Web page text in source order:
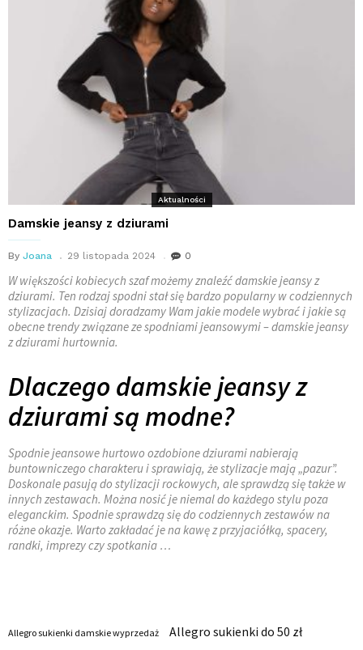
Aktualności
Damskie jeansy z dziurami
By Joana 29 listopada 2024 0
W większości kobiecych szaf możemy znaleźć damskie jeansy z
dziurami. Ten rodzaj spodni stał się bardzo popularny w codziennych
stylizacjach. Dzisiaj doradzamy Wam jakie modele wybrać i jakie są
obecne trendy związane ze spodniami jeansowymi – damskie jeansy
z dziurami hurtownia.
Dlaczego damskie jeansy z
dziurami są modne?
Spodnie jeansowe hurtowo ozdobione dziurami nabierają
buntowniczego charakteru i sprawiają, że stylizacje mają „pazur”.
Doskonale pasują do stylizacji rockowych, ale sprawdzą się także w
innych zestawach. Można nosić je niemal do każdego stylu poza
eleganckim. Spodnie sprawdzą się do codziennych zestawów na
różne okazje. Warto zakładać je na kawę z przyjaciółką, spacery,
randki, imprezy czy spotkania …
Allegro sukienki damskie wyprzedaż
Allegro sukienki do 50 zł